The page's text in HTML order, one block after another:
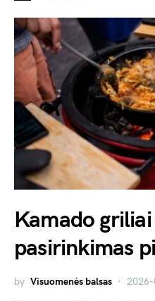
Kamado
pasirinkimas
by Visuomenės balsas